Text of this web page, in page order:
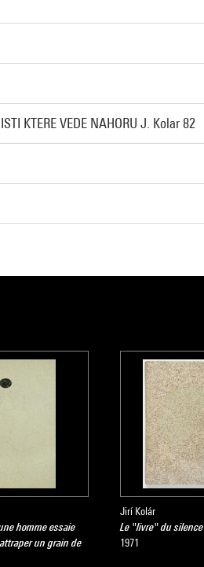
KTERE VEDE NAHORU J. Kolar 82
homme essaie
un grain de
Jirí Kolár
Le "livre" du silence
1971